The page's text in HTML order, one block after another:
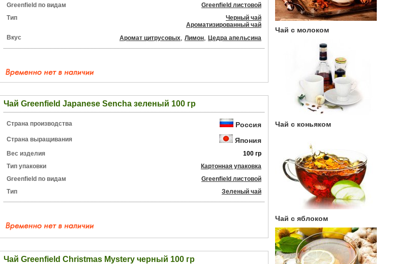
Greenfield по видам
Greenfield листовой
Тип
Черный чай
Ароматизированный чай
Вкус
Аромат цитрусовых, Лимон, Цедра апельсина
Чай Greenfield Japanese Sencha зеленый 100 гр
Страна производства Россия
Страна выращивания Япония
Вес изделия
100 гр
Тип упаковки
Картонная упаковка
Greenfield по видам
Greenfield листовой
Тип
Зеленый чай
Чай Greenfield Christmas Mystery черный 100 гр
Чай с молоком
Чай с коньяком
Чай с яблоком